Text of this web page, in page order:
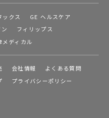
ックス
GE ヘルスケア
フィリップス
メディカル
会社情報
よくある質問
プライバシーポリシー